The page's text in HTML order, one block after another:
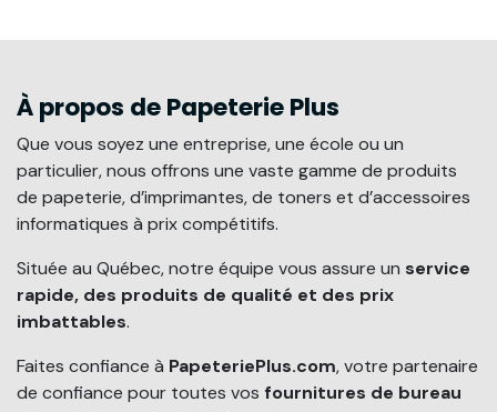
À propos de Papeterie Plus
Que vous soyez une entreprise, une école ou un
particulier, nous offrons une vaste gamme de produits
de papeterie, d’imprimantes, de toners et d’accessoires
informatiques à prix compétitifs.
Située au Québec, notre équipe vous assure un service
rapide, des produits de qualité et des prix
imbattables.
Faites confiance à PapeteriePlus.com, votre partenaire
de confiance pour toutes vos fournitures de bureau